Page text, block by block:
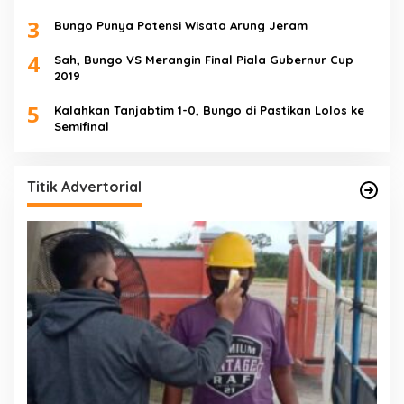
3 Bungo Punya Potensi Wisata Arung Jeram
4
Sah, Bungo VS Merangin Final Piala Gubernur Cup
2019
5
Kalahkan Tanjabtim 1-0, Bungo di Pastikan Lolos ke
Semifinal
Titik Advertorial